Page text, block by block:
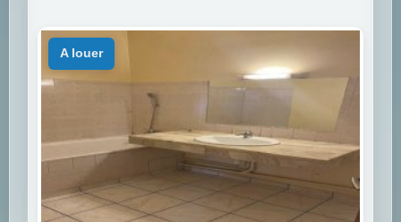
a louer